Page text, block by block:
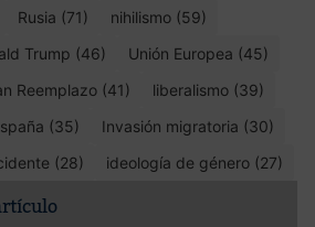
Rusia (71)
nihilismo (59)
Trump (46)
Unión Europea (45)
Reemplazo (41)
liberalismo (39)
(35)
Invasión migratoria (30)
(28) ideología de género (27)